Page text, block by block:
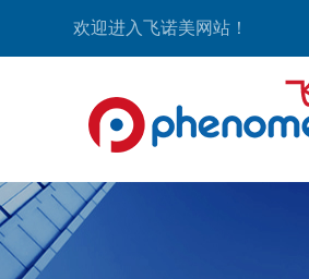
欢迎进入飞诺美网站！